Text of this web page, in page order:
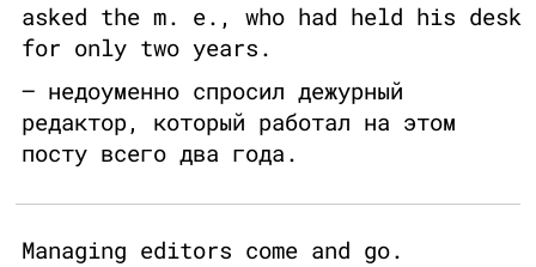
asked the m. e., who had held his desk
for only two years.
— недоуменно спросил дежурный
редактор, который работал на этом
посту всего два года.
Managing editors come and go.